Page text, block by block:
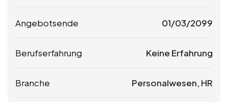
Angebotsende 01/03/2099
Berufserfahrung Keine Erfahrung
Branche Personalwesen, HR